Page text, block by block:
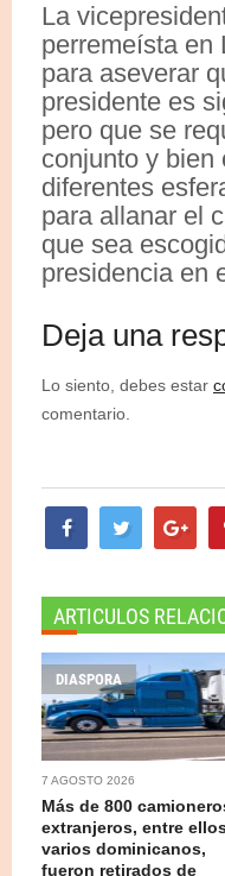
La
perremeísta en
para aseverar
presidente es
pero que se
conjunto y bien
diferentes
para allanar el
que sea
presidencia en
Deja una
Lo siento, debes estar
comentario.
ARTICULOS
DIASPORA
7 AGOSTO 2026
Más de 800
extranjeros, entre
varios dominicanos,
fueron retirados de